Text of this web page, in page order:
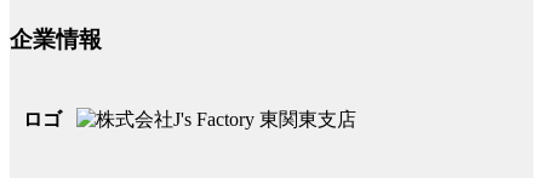
企業情報
ロゴ